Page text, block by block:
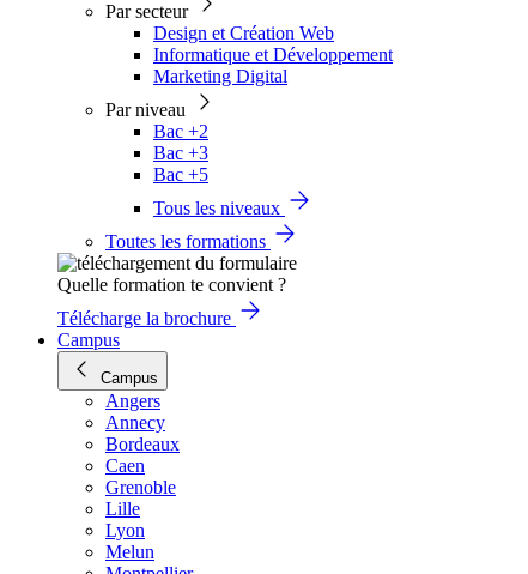
Par secteur
Design et Création Web
Informatique et Développement
Marketing Digital
Par niveau
Bac +2
Bac +3
Bac +5
Tous les niveaux
Toutes les formations
Quelle formation te convient ?
Télécharge la brochure
Campus
Campus
Angers
Annecy
Bordeaux
Caen
Grenoble
Lille
Lyon
Melun